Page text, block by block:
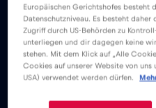
eSIM
Blog
Europäischen Gerichtshofes besteht
Datenschutzniveau. Es besteht daher
Zugriff durch US-Behörden zu
unterliegen und dir dagegen keine
stehen. Mit dem Klick auf „Alle
Cookies auf unserer Website von
USA) verwendet werden dürfen.